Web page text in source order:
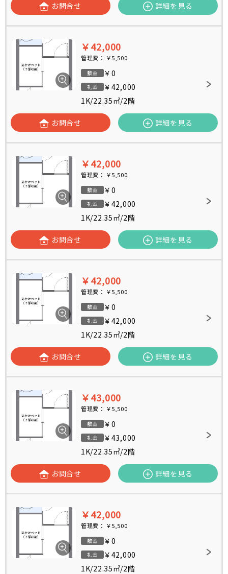
お問合せ 詳細を見る
￥42,000
管理費： ￥5,500
敷金 ￥0
礼金
￥42,000
1K/22.35㎡/2階
お問合せ 詳細を見る
￥42,000
管理費： ￥5,500
敷金 ￥0
礼金
￥42,000
1K/22.35㎡/2階
お問合せ 詳細を見る
￥42,000
管理費： ￥5,500
敷金 ￥0
礼金
￥42,000
1K/22.35㎡/2階
お問合せ 詳細を見る
￥43,000
管理費： ￥5,500
敷金 ￥0
礼金
￥43,000
1K/22.35㎡/2階
お問合せ 詳細を見る
￥42,000
管理費： ￥5,500
敷金 ￥0
礼金
￥42,000
1K/22.35㎡/2階